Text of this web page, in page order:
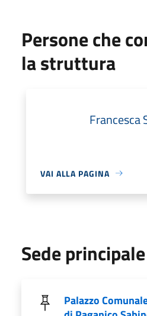
Persone che
la struttura
Francesca
VAI ALLA PAGINA
Sede principale
Palazzo